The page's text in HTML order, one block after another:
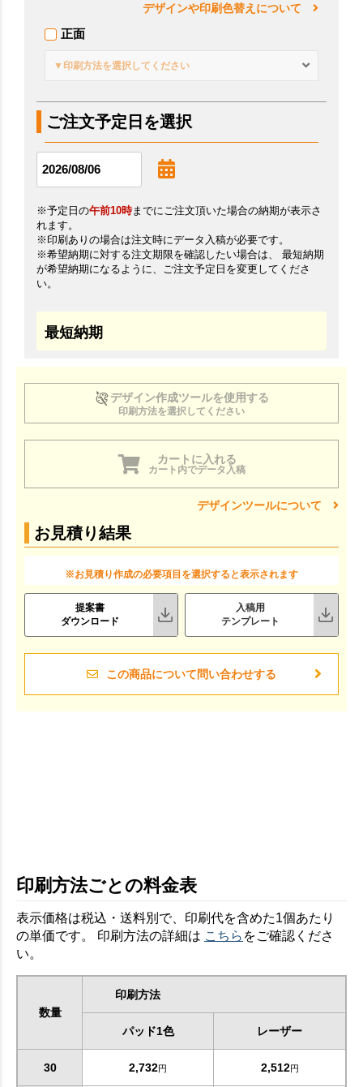
デザインや印刷色替えについて
正面
▼印刷方法を選択してください
ご注文予定日を選択
※予定日の午前10時までにご注文頂いた場合の納期が表示さ
れます。
※印刷ありの場合は注文時にデータ入稿が必要です。
※希望納期に対する注文期限を確認したい場合は、 最短納期
が希望納期になるように、ご注文予定日を変更してくださ
い。
最短納期
デザイン作成ツールを使用する
印刷方法を選択してください
カートに入れる
カート内でデータ入稿
デザインツールについて
お見積り結果
※お見積り作成の必要項目を選択すると表示されます
提案書
ダウンロード
入稿用
テンプレート
この商品について問い合わせする
印刷方法ごとの料金表
表示価格は税込・送料別で、印刷代を含めた1個あたり
の単価です。 印刷方法の詳細は こちら をご確認くださ
い。
数量
印刷方法
パッド1色 レーザー
30 2,732円 2,512円